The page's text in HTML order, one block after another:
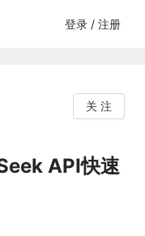
登录 / 注册
关 注
API快速